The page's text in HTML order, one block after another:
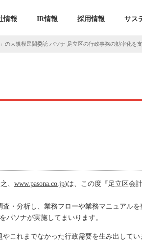
情報 IR情報 採用情報 サス
の大規模民間委託 パソナ 足立区の行政事務の効率化を
、 www.pasona.co.jp)は、この度『足立区会
・分析し、業務フローや業務マニュアル
パソナが実施してまいります。
これまでなかった行政需要を生み出して